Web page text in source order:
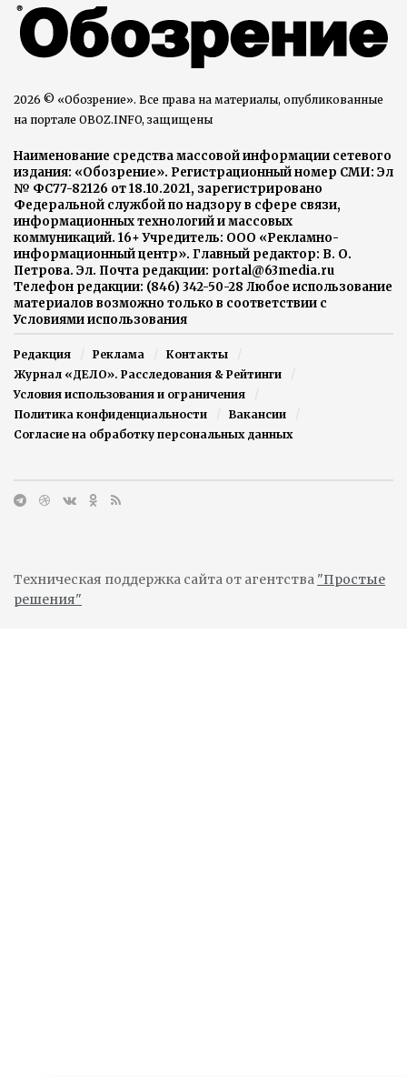
2026 © «Обозрение». Все права на материалы, опубликованные
на портале OBOZ.INFO, защищены
Наименование средства массовой информации сетевого
издания: «Обозрение». Регистрационный номер СМИ: Эл
№ ФС77-82126 от 18.10.2021, зарегистрировано
Федеральной службой по надзору в сфере связи,
информационных технологий и массовых
коммуникаций. 16+ Учредитель: ООО «Рекламно-
информационный центр». Главный редактор: В. О.
Петрова. Эл. Почта редакции: portal@63media.ru
Телефон редакции: (846) 342-50-28 Любое использование
материалов возможно только в соответствии с
Условиями использования
Редакция Реклама
Контакты
Журнал «ДЕЛО». Расследования & Рейтинги
Условия использования и ограничения
Политика конфиденциальности
Вакансии
Согласие на обработку персональных данных
Техническая поддержка сайта от агентства "Простые
решения"